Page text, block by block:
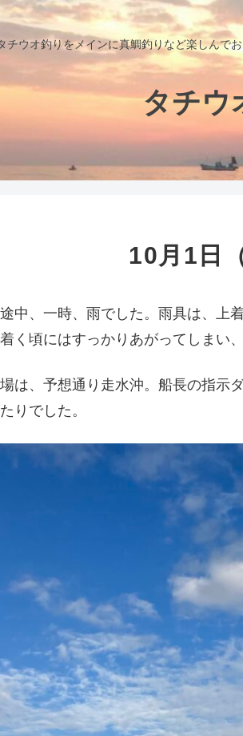
チウオ釣りをメインに真鯛釣りなど楽しんで
タチウ
10月1日
中、一時、雨でした。雨具は、上
く頃にはすっかりあがってしまい
は、予想通り走水沖。船長の指示
りでした。